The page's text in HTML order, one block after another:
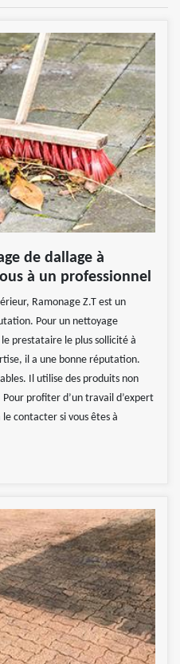
de dallage à
à un professionnel
Ramonage Z.T est un
Pour un nettoyage
prestataire le plus sollicité à
il a une bonne réputation.
Il utilise des produits non
profiter d’un travail d’expert
contacter si vous êtes à